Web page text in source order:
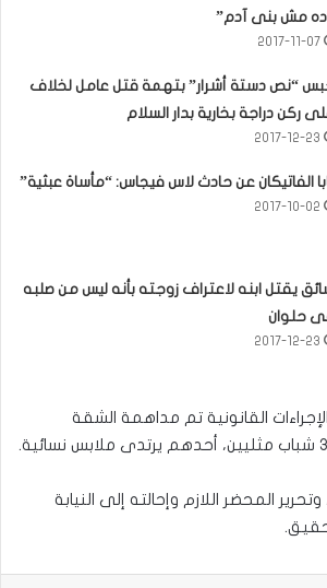
مش بنى آدم”
2017-11-07
“نص دستة أشرار” بتهمة قتل عامل لخلاف
ركن دراجة بخارية بدار السلام
2017-12-23
الفاتيكان عن حادث لاس فيجاس: “مأساة عبثية”
2017-10-02
يقتل ابنه لاعتراف زوجته بأنه ليس من صلبه
حلوان
2017-12-23
الإجراءات القانونية تم مداهمة الشقة
المحضر اللازم وإحالته إلى النيابة